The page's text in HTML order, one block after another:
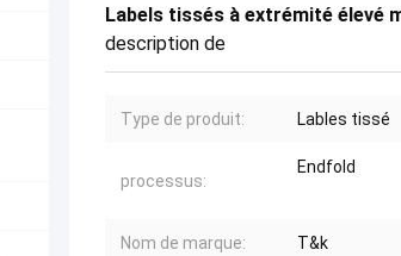
Labels tissés à extrémité élevé
description de
Type de produit: Lables tissé
processus:
Endfold
Nom de marque: T&k